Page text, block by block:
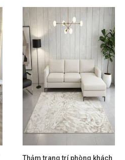
Thảm trang trí phòng khách